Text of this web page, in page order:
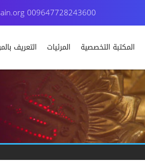
009647728243600
المكتبة التخصصية المرئيات التعريف